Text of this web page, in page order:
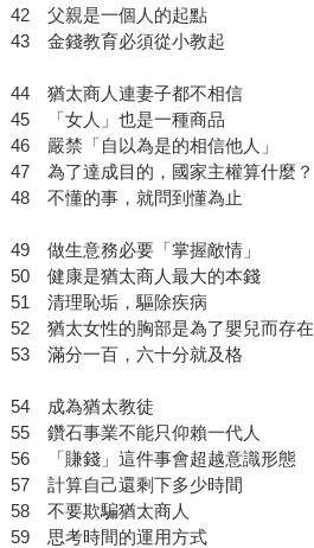
42 父親是一個人的起點
43 金錢教育必須從小教起
44 猶太商人連妻子都不相信
45 「女人」也是一種商品
46 嚴禁「自以為是的相信他人」
47 為了達成目的，國家主權算什麼？
48 不懂的事，就問到懂為止
49 做生意務必要「掌握敵情」
50 健康是猶太商人最大的本錢
51 清理恥垢，驅除疾病
52 猶太女性的胸部是為了嬰兒而存在
53 滿分一百，六十分就及格
54 成為猶太教徒
55 鑽石事業不能只仰賴一代人
56 「賺錢」這件事會超越意識形態
57 計算自己還剩下多少時間
58 不要欺騙猶太商人
59 思考時間的運用方式